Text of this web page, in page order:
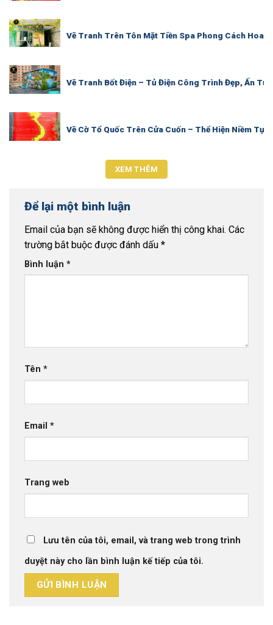
Vẽ Tranh Trên Tôn Mặt Tiền Spa Phong Cách Hoa
Vẽ Tranh Bốt Điện – Tủ Điện Công Trình Đẹp, Ấn
Vẽ Cờ Tổ Quốc Trên Cửa Cuốn – Thể Hiện Niềm Tự
XEM THÊM
Để lại một bình luận
Email của bạn sẽ không được hiển thị công khai. Các
trường bắt buộc được đánh dấu *
Bình luận *
Tên *
Email *
Trang web
Lưu tên của tôi, email, và trang web trong trình
duyệt này cho lần bình luận kế tiếp của tôi.